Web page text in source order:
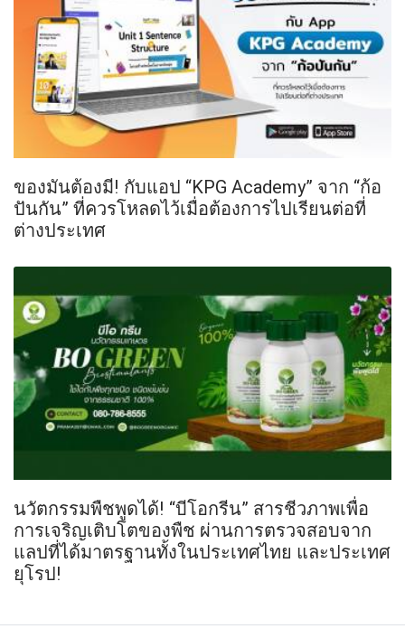
ของมันต้องมี! กับแอป “KPG Academy” จาก “ก้อ
ปันกัน” ที่ควรโหลดไว้เมื่อต้องการไปเรียนต่อที่
ต่างประเทศ
นวัตกรรมพืชพูดได้! “บีโอกรีน” สารชีวภาพเพื่อ
การเจริญเติบโตของพืช ผ่านการตรวจสอบจาก
แลปที่ได้มาตรฐานทั้งในประเทศไทย และประเทศ
ยุโรป!